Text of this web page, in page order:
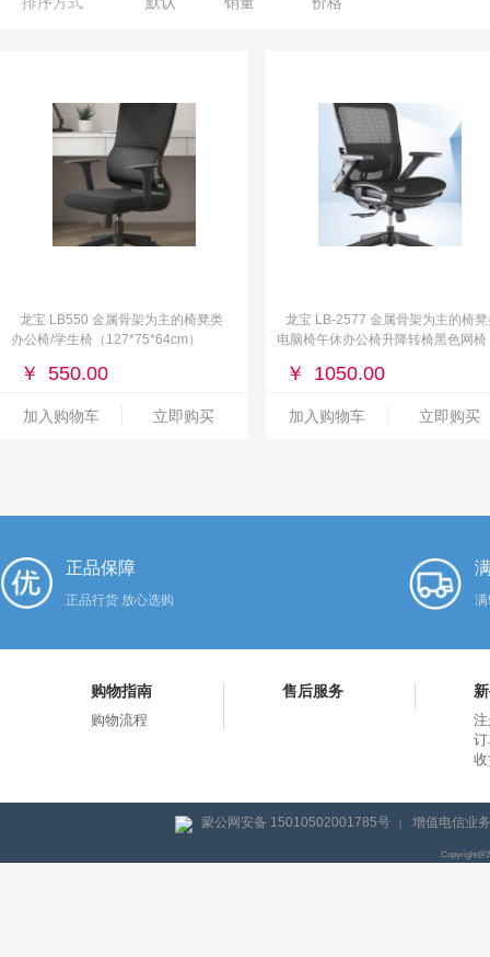
龙宝 LB550 金属骨架为主的椅凳类
办公椅/学生椅（127*75*64cm）
￥ 550.00
加入购物车 立即购买
龙宝 LB-2577 金属骨架为主的椅
电脑椅午休办公椅升降转椅黑色网椅
￥ 1050.00
加入购物车 立即购买
正品保障
正品行货 放心选购
购物指南
购物流程
售后服务
蒙公网安备 15010502001785号 | 增值电信业